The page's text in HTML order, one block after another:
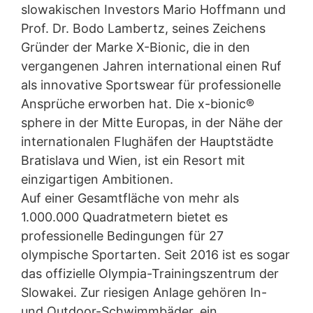
Im slowakischen Samorín, südlich der Hauptstadt
Bratislava, wurde mit der x-bionic® sphere ein
multifunktionaler Sport- und Freizeitkomplex
errichtet. Für Spitzenleistungen in der
Bauwerksabdichtung sorgte dabei die
polymermodifizierte Bitumendickbeschichtung
Nafuflex Profi Tech 2 der MC.
slowakischen Investors Mario Hoffmann und
Prof. Dr. Bodo Lambertz, seines Zeichens
Gründer der Marke X-Bionic, die in den
vergangenen Jahren international einen Ruf
als innovative Sportswear für professionelle
Ansprüche erworben hat. Die x-bionic®
sphere in der Mitte Europas, in der Nähe der
internationalen Flughäfen der Hauptstädte
Bratislava und Wien, ist ein Resort mit
einzigartigen Ambitionen.
Auf einer Gesamtfläche von mehr als
1.000.000 Quadratmetern bietet es
professionelle Bedingungen für 27
olympische Sportarten. Seit 2016 ist es sogar
das offizielle Olympia-Trainingszentrum der
Slowakei. Zur riesigen Anlage gehören In-
Einige Datenverarbeitungsvorgänge sind nur mit Ihrer
ausdrücklichen Einwilligung möglich. Sie können eine
bereits erteilte Einwilligung jederzeit widerrufen. Dazu
reicht z. B. eine formlose Mitteilung per E-Mail an uns.
Die Rechtmäßigkeit der bis zum Widerruf erfolgten
Datenverarbeitung bleibt vom Widerruf unberührt.
Beschwerderecht bei der zuständigen
Aufsichtsbehörde
Im Falle datenschutzrechtlicher Verstöße steht dem
Betroffenen ein Beschwerderecht bei der zuständigen
Aufsichtsbehörde zu. Zuständige Aufsichtsbehörde in
datenschutzrechtlichen Fragen ist die
Landesbeauftragte für Datenschutz und
Informationsfreiheit NRW, Düsseldorf.
Recht auf Datenübertragbarkeit
Sie haben das Recht, Daten, die wir auf Grundlage Ihrer
Einwilligung oder in Erfüllung eines Vertrags
automatisiert verarbeiten, an sich oder an einen Dritten